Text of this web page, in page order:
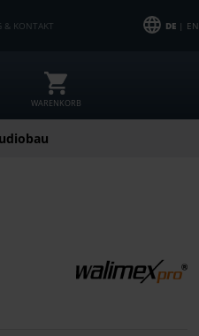
& KONTAKT DE| EN
WARENKORB